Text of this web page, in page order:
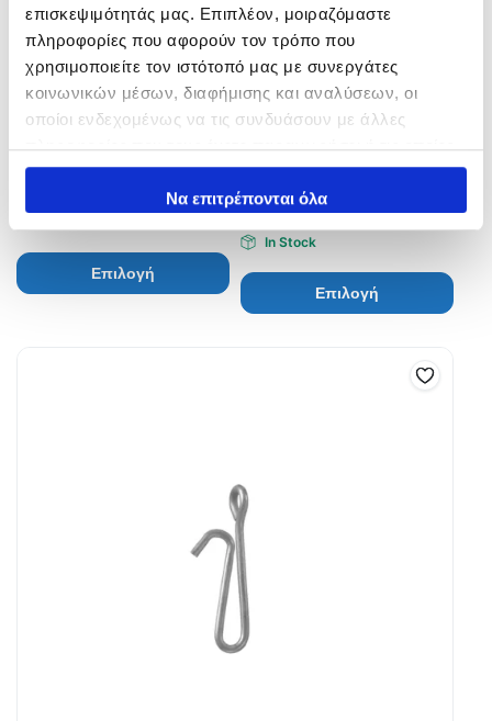
επισκεψιμότητάς μας. Επιπλέον, μοιραζόμαστε
πληροφορίες που αφορούν τον τρόπο που
χρησιμοποιείτε τον ιστότοπό μας με συνεργάτες
κοινωνικών μέσων, διαφήμισης και αναλύσεων, οι
οποίοι ενδεχομένως να τις συνδυάσουν με άλλες
πληροφορίες που τους έχετε παραχωρήσει ή τις οποίες
έχουν συλλέξει σε σχέση με την από μέρους σας χρήση
των υπηρεσιών τους.Να επιτρέπονται όλα
Bassday Ultra Snap
Επιλογή
Maria Fighters Snap –
Παραμάνα
3,50€
In Stock
Επιλογή